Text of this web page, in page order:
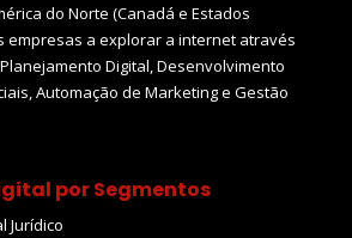
do Norte (Canadá e Estados
empresas a explorar a internet através
Digital, Desenvolvimento
Automação de Marketing e Gestão
por Segmentos
Jurídico